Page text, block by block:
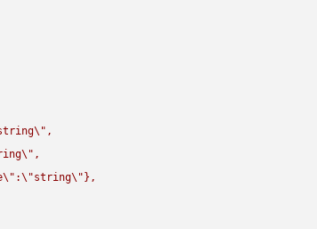
\" ,
\" ,
\" :\"string\" },